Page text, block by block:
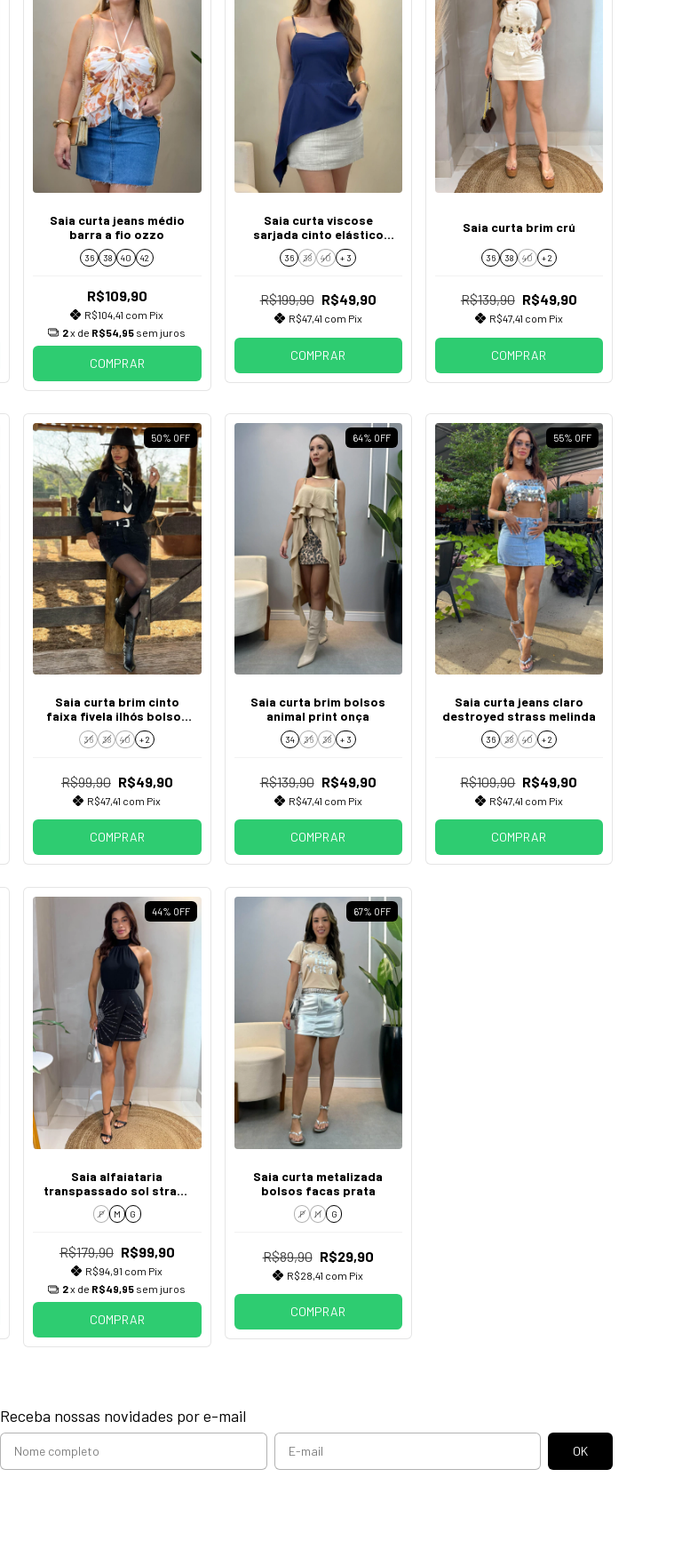
Saia curta jeans médio
barra a fio ozzo
36 38 40 42
R$109,90
R$104,41 com Pix
2x de R$54,95 sem juros
COMPRAR
Saia curta viscose
sarjada cinto elástico
encaixe botão encapado
36 38 40 + 3
R$199,90 R$49,90
R$47,41 com Pix
COMPRAR
Saia curta brim crú
36 38 40 + 2
R$139,90 R$49,90
R$47,41 com Pix
COMPRAR
50% OFF
Saia curta brim cinto
faixa fivela ilhós bolsos
cargos
36 38 40 + 2
R$99,90 R$49,90
R$47,41 com Pix
COMPRAR
64% OFF
Saia curta brim bolsos
animal print onça
34 36 38 + 3
R$139,90 R$49,90
R$47,41 com Pix
COMPRAR
55% OFF
Saia curta jeans claro
destroyed strass melinda
36 38 40 + 2
R$109,90 R$49,90
R$47,41 com Pix
COMPRAR
44% OFF
Saia alfaiataria
transpassado sol strass
preto
P M G
R$179,90 R$99,90
R$94,91 com Pix
2x de R$49,95 sem juros
COMPRAR
67% OFF
Saia curta metalizada
bolsos facas prata
P M G
R$89,90 R$29,90
R$28,41 com Pix
COMPRAR
Receba nossas novidades por e-mail